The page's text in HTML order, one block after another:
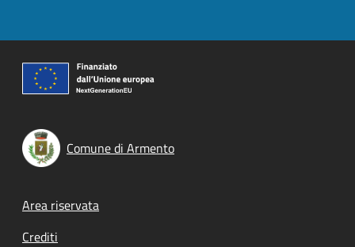
Comune di Armento
Footer menu
Area riservata
Crediti